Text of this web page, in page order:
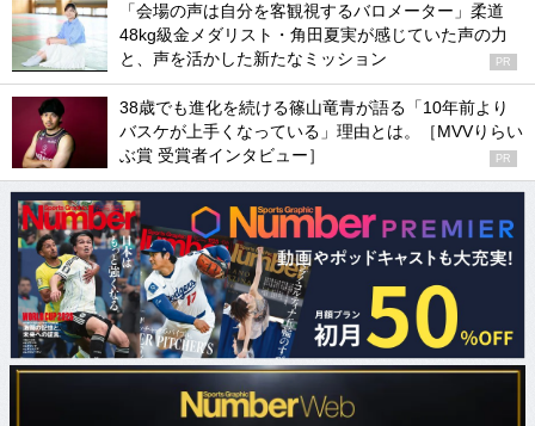
「会場の声は自分を客観視するバロメーター」柔道
48kg級金メダリスト・角田夏実が感じていた声の力
と、声を活かした新たなミッション
PR
38歳でも進化を続ける篠山竜青が語る「10年前より
バスケが上手くなっている」理由とは。［MVVりらい
ぶ賞 受賞者インタビュー］
PR